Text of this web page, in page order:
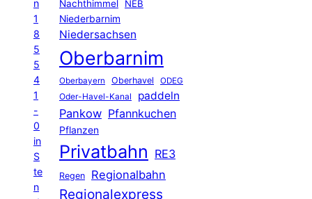
n
1
8
5
5
4
1
-
0
in
S
te
n
Nachthimmel
NEB
Niederbarnim
Niedersachsen
Oberbarnim
Oberbayern Oberhavel ODEG
Oder-Havel-Kanal paddeln
Pankow Pfannkuchen
Pflanzen
Privatbahn RE3
Regen Regionalbahn
Regionalexpress